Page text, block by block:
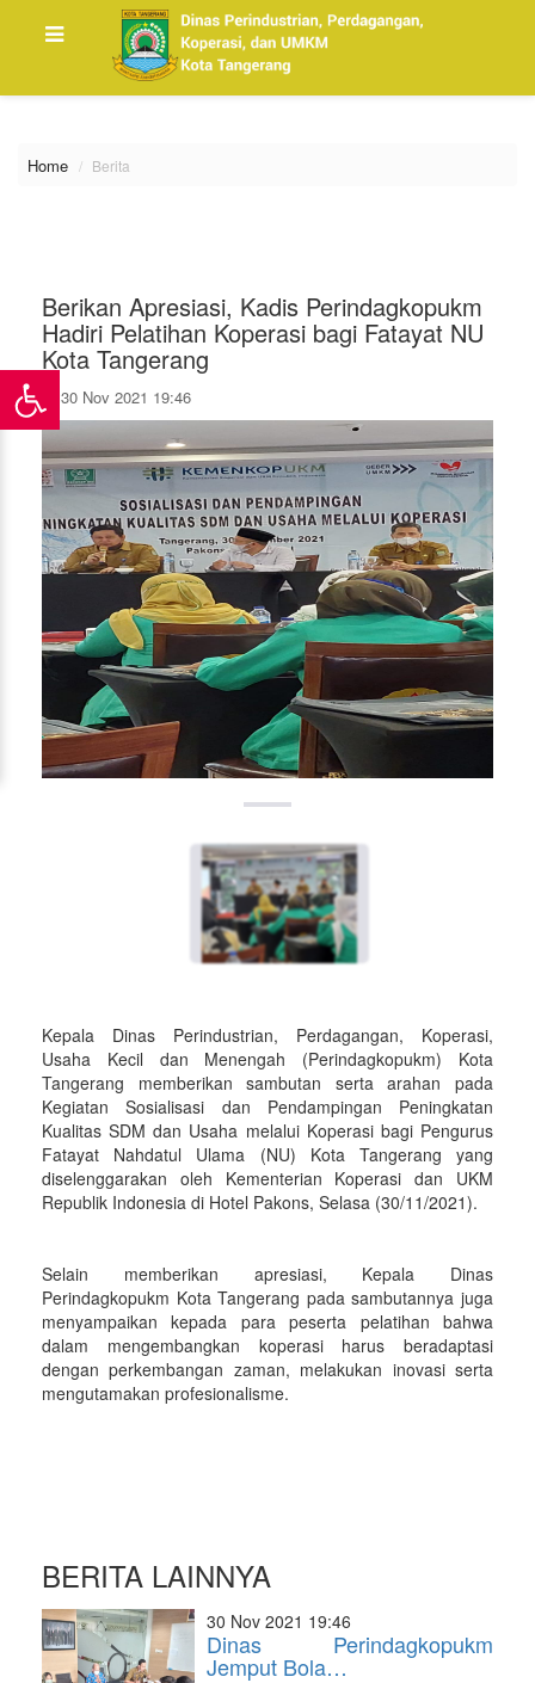
Home Berita
Berikan Apresiasi, Kadis Perindagkopukm
Hadiri Pelatihan Koperasi bagi Fatayat NU
Kota Tangerang
30 Nov 2021 19:46
Kepala Dinas Perindustrian, Perdagangan, Koperasi,
Usaha Kecil dan Menengah (Perindagkopukm) Kota
Tangerang memberikan sambutan serta arahan pada
Kegiatan Sosialisasi dan Pendampingan Peningkatan
Kualitas SDM dan Usaha melalui Koperasi bagi Pengurus
Fatayat Nahdatul Ulama (NU) Kota Tangerang yang
diselenggarakan oleh Kementerian Koperasi dan UKM
Republik Indonesia di Hotel Pakons, Selasa (30/11/2021).
Selain memberikan apresiasi, Kepala Dinas
Perindagkopukm Kota Tangerang pada sambutannya juga
menyampaikan kepada para peserta pelatihan bahwa
dalam mengembangkan koperasi harus beradaptasi
dengan perkembangan zaman, melakukan inovasi serta
mengutamakan profesionalisme.
BERITA LAINNYA
30 Nov 2021 19:46
Dinas Perindagkopukm
Jemput Bola…